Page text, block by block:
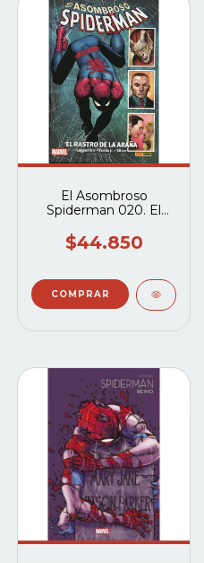
El Asombroso
Spiderman 020. El
(Marvel Saga 45)
$44.850